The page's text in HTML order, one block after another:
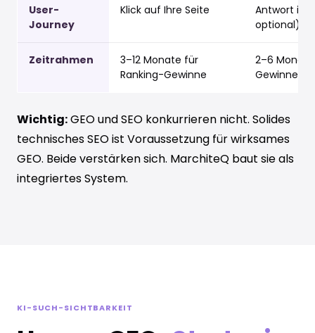
User-
Journey
Klick auf Ihre Seite
Antwort in
optional)
Zeitrahmen
3–12 Monate für
Ranking-Gewinne
2–6
Gewinne
Wichtig:GEO und SEO konkurrieren nicht. Solides
technisches SEO ist Voraussetzung für wirksames
GEO. Beide verstärken sich. MarchiteQ baut sie als
integriertes System.
KI-SUCH-SICHTBARKEIT